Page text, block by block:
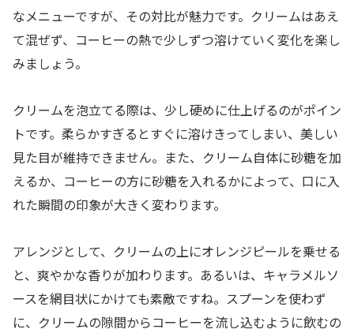
なメニューですが、その対比が魅力です。クリームはあえ
て混ぜず、コーヒーの熱で少しずつ溶けていく変化を楽し
みましょう。
クリームを泡立てる際は、少し硬めに仕上げるのがポイン
トです。柔らかすぎるとすぐに溶けきってしまい、美しい
見た目が維持できません。また、クリーム自体に砂糖を加
えるか、コーヒーの方に砂糖を入れるかによって、口に入
れた瞬間の印象が大きく変わります。
アレンジとして、クリームの上にオレンジピールを乗せる
と、爽やかな香りが加わります。あるいは、キャラメルソ
ースを網目状にかけても素敵ですね。スプーンを使わず
に、クリームの隙間からコーヒーを流し込むように飲むの